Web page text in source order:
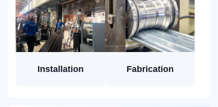
Installation Fabrication